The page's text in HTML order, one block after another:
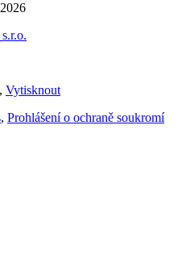
, Vytisknout
, Prohlášení o ochraně soukromí